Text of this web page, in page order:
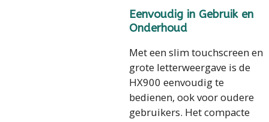
Eenvoudig in Gebruik en
Onderhoud
Met een slim touchscreen en
grote letterweergave is de
HX900 eenvoudig te
bedienen, ook voor oudere
gebruikers. Het compacte